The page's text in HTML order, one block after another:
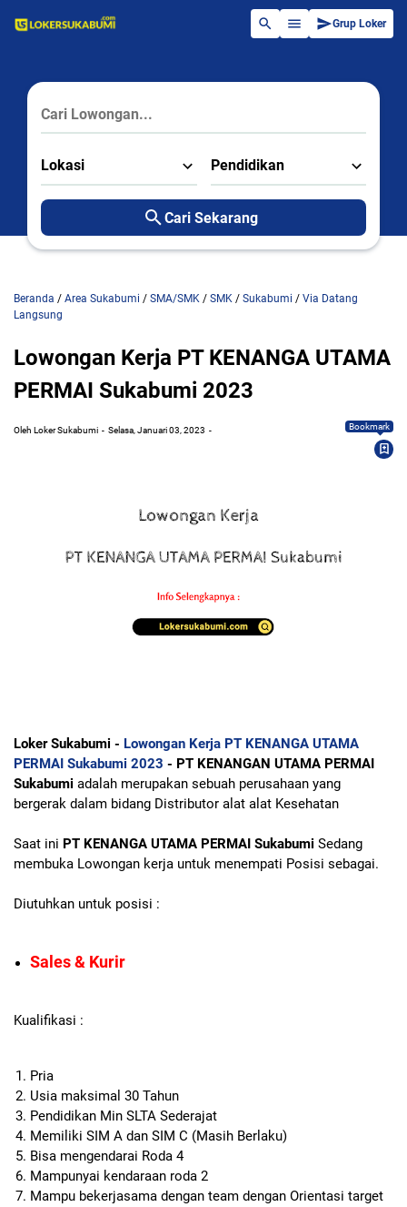
Grup Loker
Lokasi Pendidikan
Cari Sekarang
Beranda / Area Sukabumi / SMA/SMK / SMK / Sukabumi / Via Datang
Langsung
Lowongan Kerja PT KENANGA UTAMA
PERMAI Sukabumi 2023
Oleh Loker Sukabumi Selasa, Januari 03, 2023 Bookmark
Loker Sukabumi - Lowongan Kerja PT KENANGA UTAMA
PERMAI Sukabumi 2023 - PT KENANGAN UTAMA PERMAI
Sukabumi adalah merupakan sebuah perusahaan yang
bergerak dalam bidang Distributor alat alat Kesehatan
Saat ini PT KENANGA UTAMA PERMAI Sukabumi Sedang
membuka Lowongan kerja untuk menempati Posisi sebagai.
Diutuhkan untuk posisi :
Sales & Kurir
Kualifikasi :
Pria
Usia maksimal 30 Tahun
Pendidikan Min SLTA Sederajat
Memiliki SIM A dan SIM C (Masih Berlaku)
Bisa mengendarai Roda 4
Mampunyai kendaraan roda 2
Mampu bekerjasama dengan team dengan Orientasi target